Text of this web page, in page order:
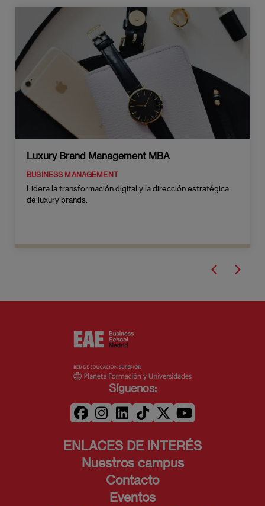
Luxury Brand Management MBA
BUSINESS MANAGEMENT
Lidera la transformación digital y la dirección estratégica
de luxury brands.
Síguenos:
ENLACES DE INTERÉS
Nuestros campus
Contacto
Eventos